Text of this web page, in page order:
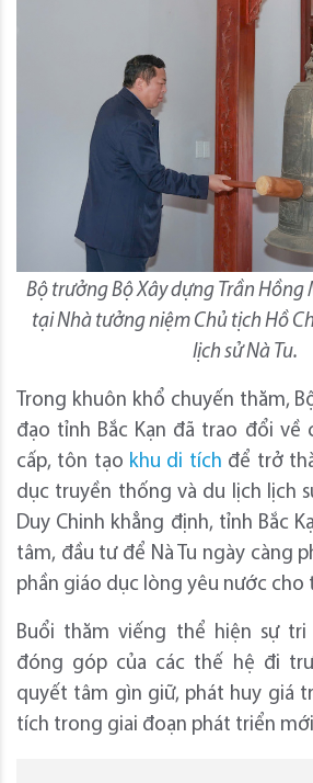
Bộ trưởng Bộ Xây dựng Trần
tại Nhà tưởng niệm Chủ tịch Hồ
lịch sử Nà Tu.
Trong khuôn khổ chuyến thăm,
đạo tỉnh Bắc Kạn đã trao đổi về
cấp, tôn tạo khu di tích để trở
dục truyền thống và du lịch lịch
Duy Chinh khẳng định, tỉnh Bắc
tâm, đầu tư để Nà Tu ngày càng
phần giáo dục lòng yêu nước cho
Buổi thăm viếng thể hiện sự
đóng góp của các thế hệ đi
quyết tâm gìn giữ, phát huy giá
tích trong giai đoạn phát triển